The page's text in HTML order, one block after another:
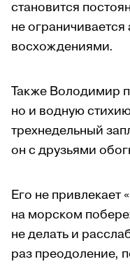
становится
не
восхождениями.
Также Володимир
но и водную
трехнедельный
он с друзьями
Его не привлекает
на морском
не делать и
раз преодоление,